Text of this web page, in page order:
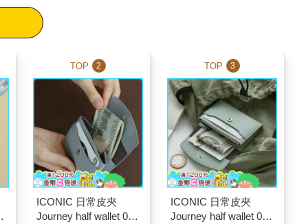
TOP 2
ICONIC 日常皮夾
Journey half wallet 04
TOP 3
ICONIC 日常皮夾
Journey half wallet 05